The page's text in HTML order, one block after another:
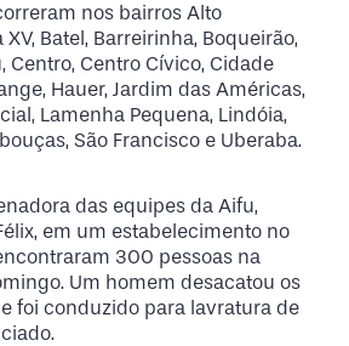
nos bairros Alto
Batel, Barreirinha, Boqueirão,
Centro, Centro Cívico, Cidade
Hauer, Jardim das Américas,
Lamenha Pequena, Lindóia,
São Francisco e Uberaba.
das equipes da Aifu,
em um estabelecimento no
300 pessoas na
Um homem desacatou os
foi conduzido para lavratura de